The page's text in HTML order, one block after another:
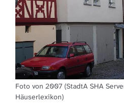
Foto von 2007 (StadtA SHA
Häuserlexikon)